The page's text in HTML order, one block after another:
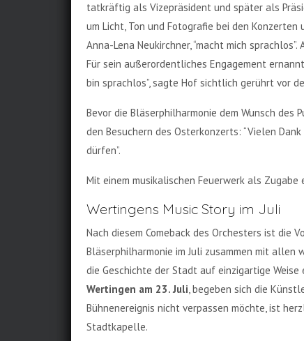
tatkräftig als Vizepräsident und später als
um Licht, Ton und Fotografie bei den
Anna-Lena Neukirchner, “macht mich
Für sein außerordentliches Engagement
bin sprachlos”, sagte Hof sichtlich gerührt vor
Bevor die Bläserphilharmonie dem Wunsch des
den Besuchern des Osterkonzerts: “Vielen
dürfen”.
Mit einem musikalischen Feuerwerk als
Wertingens Music Story im Juli
Nach diesem Comeback des Orchesters ist
Bläserphilharmonie im Juli zusammen mit allen
die Geschichte der Stadt auf einzigartige
Wertingen am 23. Juli, begeben sich die
Bühnenereignis nicht verpassen möchte, ist
Stadtkapelle.